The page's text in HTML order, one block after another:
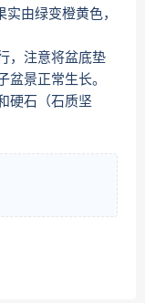
由绿变橙黄色，
，注意将盆底垫
盆景正常生长。
硬石（石质坚